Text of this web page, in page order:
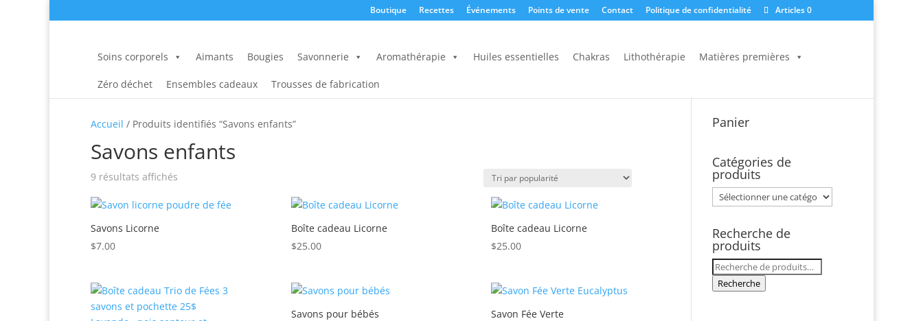
Boutique Recettes Événements Points de vente Contact Politique de confidentialité Articles 0
Soins corporels Aimants Bougies Savonnerie Aromathérapie Huiles essentielles Chakras Lithothérapie Matières premières
Zéro déchet Ensembles cadeaux Trousses de fabrication
Accueil / Produits identifiés “Savons enfants”
Savons enfants
9 résultats affichés
popularité
Savons Licorne
$7.00
Boîte cadeau Licorne
$25.00
Boîte cadeau Licorne
$25.00
Savons pour bébés
Savon Fée Verte
Panier
Catégories de
produits
Recherche de
produits
Recherche
pour :
Recherche